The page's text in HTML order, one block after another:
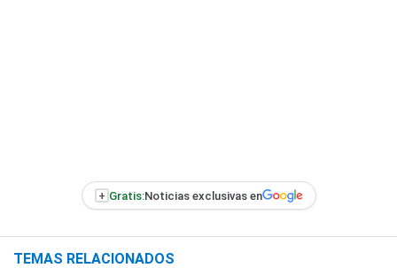
+ Gratis:Noticias exclusivas en
TEMAS RELACIONADOS